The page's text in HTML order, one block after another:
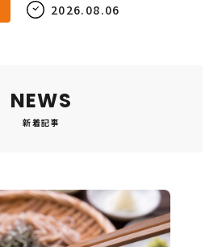
2026.08.06
NEWS
新着記事